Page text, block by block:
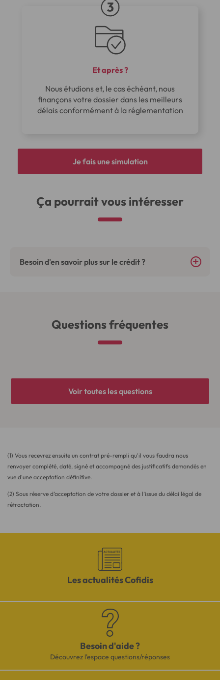
Et après ?
Nous étudions et, le cas échéant, nous
finançons votre dossier dans les meilleurs
délais conformément à la réglementation
Je fais une simulation
Ça pourrait vous intéresser
Besoin d'en savoir plus sur le crédit ?
Questions fréquentes
Voir toutes les questions
(1) Vous recevrez ensuite un contrat pré-rempli qu'il vous faudra nous
renvoyer complété, daté, signé et accompagné des justificatifs demandés en
vue d'une acceptation définitive.
(2) Sous réserve d’acceptation de votre dossier et à l’issue du délai légal de
rétractation.
Les actualités Cofidis
Besoin d'aide ?
Découvrez l'espace questions/réponses